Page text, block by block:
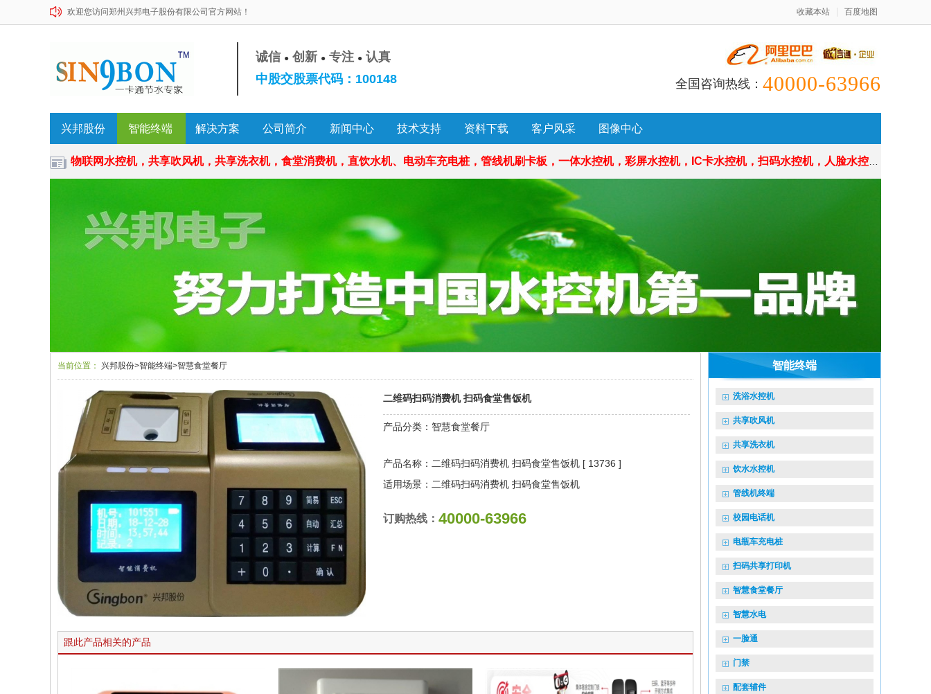
欢迎您访问郑州兴邦电子股份有限公司官方网站！ 收藏本站 百度地图
诚信 ● 创新 ● 专注 ● 认真
中股交股票代码：100148
全国咨询热线： 40000-63966
兴邦股份 智能终端 解决方案 公司简介 新闻中心 技术支持 资料下载 客户风采 图像中心
物联网水控机，共享吹风机，共享洗衣机，食堂消费机，直饮水机、电动车充电桩，管线机刷卡板，一体水控机，彩屏水控机，IC卡水控机，扫码水控机，人脸水控机，源头厂家
智能终端
洗浴水控机
共享吹风机
共享洗衣机
饮水水控机
管线机终端
校园电话机
电瓶车充电桩
扫码共享打印机
智慧食堂餐厅
智慧水电
一脸通
门禁
配套辅件
当前位置： 兴邦股份>智能终端>智慧食堂餐厅
二维码扫码消费机 扫码食堂售饭机
产品分类：智慧食堂餐厅
产品名称：二维码扫码消费机 扫码食堂售饭机 [ 13736 ]
适用场景：二维码扫码消费机 扫码食堂售饭机
订购热线： 40000-63966
跟此产品相关的产品